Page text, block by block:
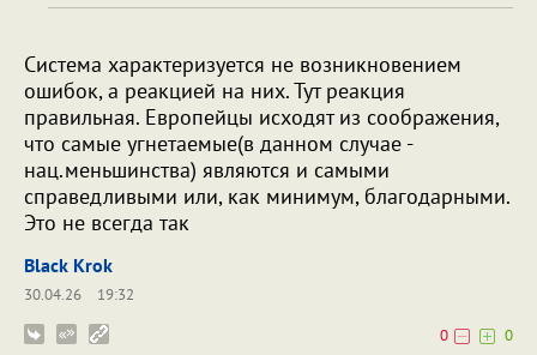
Система характеризуется не возникновением
ошибок, а реакцией на них. Тут реакция
правильная. Европейцы исходят из соображения,
что самые угнетаемые(в данном случае -
нац.меньшинства) являются и самыми
справедливыми или, как минимум, благодарными.
Это не всегда так
Black Krok
30.04.26
19:32
0
0